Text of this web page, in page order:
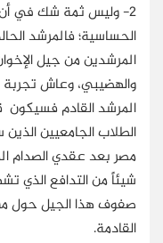
2- وليس ثمة شك في أن
الحساسية؛ فالمرشد
المرشدين من جيل
والهضيبي، وعاش تجربة
المرشد القادم فسيكون
الطلاب الجامعيين
مصر بعد عقدي الصدام
شيئاً من التدافع الذي
صفوف هذا الجيل حول
القادمة.